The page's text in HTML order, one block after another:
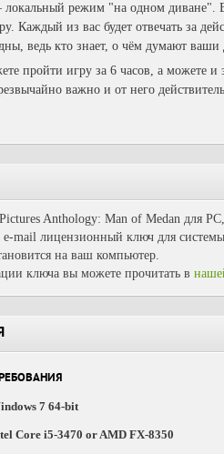
режим "на одном диване".
Каждый из вас будет отвечать за
ведь кто знает, о чём думают ваши
пройти игру за 6 часов, а можете и
важно и от него
Anthology: Man of Medan для
mail лицензионный ключ для
на ваш компьютер.
ключа вы можете прочитать в
7 64-bit
Core i5-3470 or AMD FX-8350